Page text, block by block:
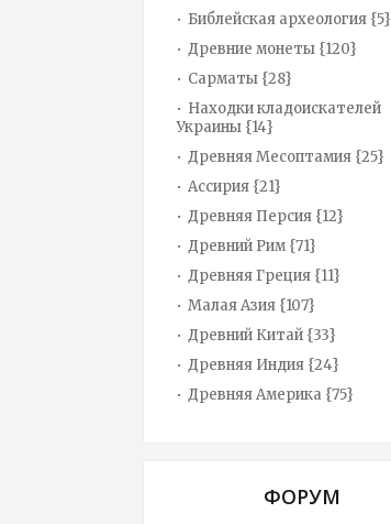
Библейская археология {5}
Древние монеты {120}
Сарматы {28}
Находки кладоискателей
Украины {14}
Древняя Месоптамия {25}
Ассирия {21}
Древняя Персия {12}
Древний Рим {71}
Древняя Греция {11}
Малая Азия {107}
Древний Китай {33}
Древняя Индия {24}
Древняя Америка {75}
ФОРУМ